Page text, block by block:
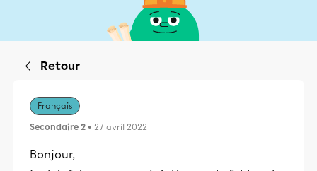
Retour
Français
Secondaire 2 • 27 avril 2022
Bonjour,